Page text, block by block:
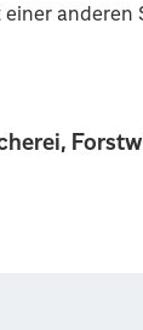
anderen